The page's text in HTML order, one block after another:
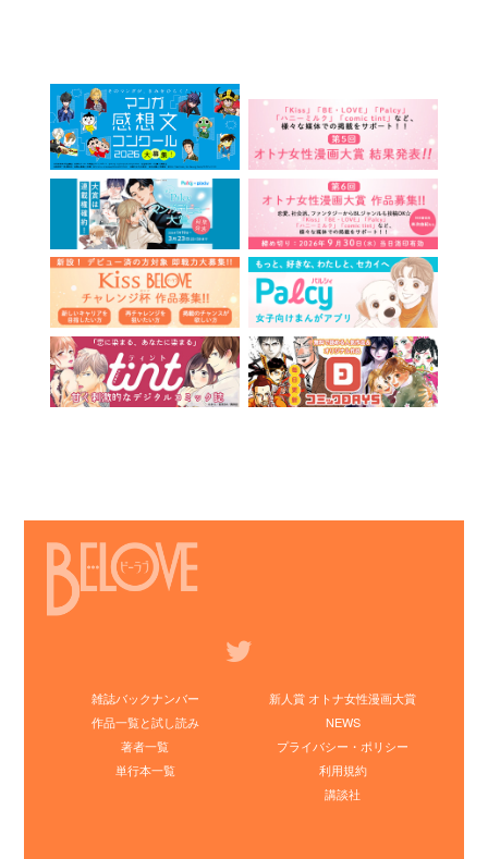
雑誌バックナンバー
作品一覧と試し読み
著者一覧
単行本一覧
新人賞 オトナ女性漫画大賞
NEWS
プライバシー・ポリシー
利用規約
講談社